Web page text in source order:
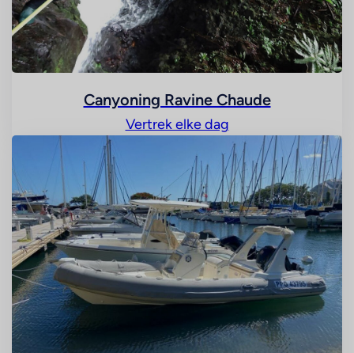
Canyoning Ravine Chaude
Vertrek elke dag